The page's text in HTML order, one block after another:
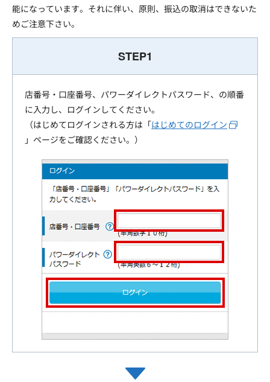
能になっています。それに伴い、原則、振込の取消はできないた
めご注意下さい。
STEP1
店番号・口座番号、パワーダイレクトパスワード、の順番
に入力し、ログインしてください。
（はじめてログインされる方は「はじめてのログイン
」ページをご確認ください。）